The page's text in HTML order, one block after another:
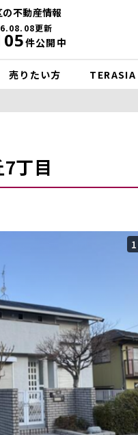
不動産情報
件公開中
更新
売りたい方 TERASIA
丁目
1